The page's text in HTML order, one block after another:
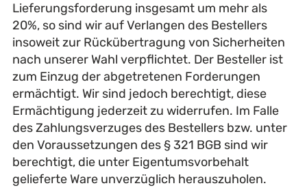
Lieferungsforderung insgesamt um mehr als
20%, so sind wir auf Verlangen des Bestellers
insoweit zur Rückübertragung von Sicherheiten
nach unserer Wahl verpflichtet. Der Besteller ist
zum Einzug der abgetretenen Forderungen
ermächtigt. Wir sind jedoch berechtigt, diese
Ermächtigung jederzeit zu widerrufen. Im Falle
des Zahlungsverzuges des Bestellers bzw. unter
den Voraussetzungen des § 321 BGB sind wir
berechtigt, die unter Eigentumsvorbehalt
gelieferte Ware unverzüglich herauszuholen.